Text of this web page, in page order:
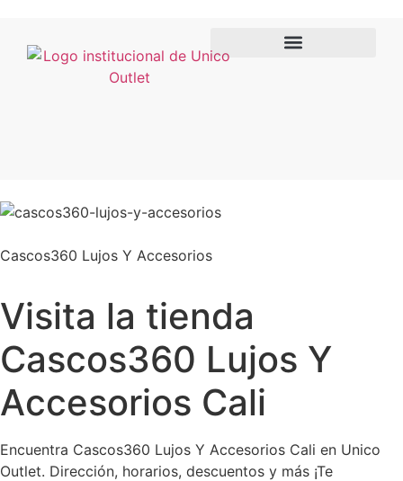
Cascos360 Lujos Y Accesorios
Visita la tienda
Cascos360 Lujos Y
Accesorios Cali
Encuentra Cascos360 Lujos Y Accesorios Cali en Unico
Outlet. Dirección, horarios, descuentos y más ¡Te